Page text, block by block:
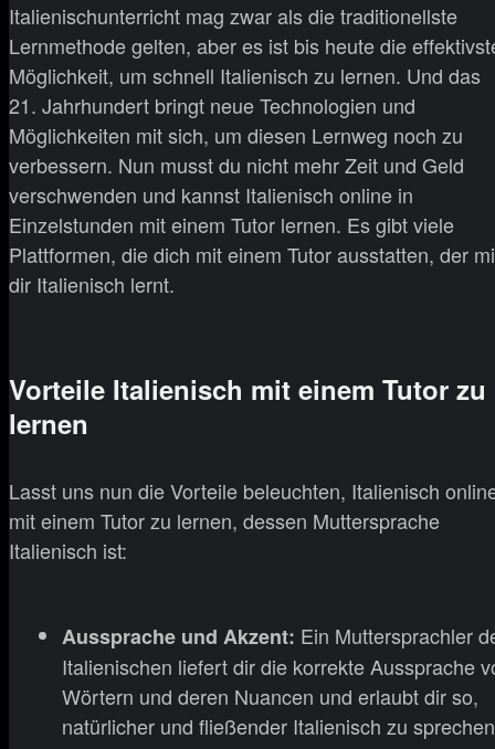
Italienischunterricht mag zwar als die traditionellste
Lernmethode gelten, aber es ist bis heute die
Möglichkeit, um schnell Italienisch zu lernen. Und das
21. Jahrhundert bringt neue Technologien und
Möglichkeiten mit sich, um diesen Lernweg noch zu
verbessern. Nun musst du nicht mehr Zeit und Geld
verschwenden und kannst Italienisch online in
Einzelstunden mit einem Tutor lernen. Es gibt viele
Plattformen, die dich mit einem Tutor ausstatten, der
dir Italienisch lernt.
Vorteile Italienisch mit einem Tutor zu
lernen
Lasst uns nun die Vorteile beleuchten, Italienisch
mit einem Tutor zu lernen, dessen Muttersprache
Italienisch ist:
Aussprache und Akzent: Ein Muttersprachler
Italienischen liefert dir die korrekte Aussprache
Wörtern und deren Nuancen und erlaubt dir so,
natürlicher und fließender Italienisch zu